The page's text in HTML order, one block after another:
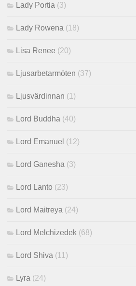
Lady Portia (3)
Lady Rowena (18)
Lisa Renee (20)
Ljusarbetarmöten (37)
Ljusvärdinnan (1)
Lord Buddha (40)
Lord Emanuel (12)
Lord Ganesha (3)
Lord Lanto (23)
Lord Maitreya (24)
Lord Melchizedek (68)
Lord Shiva (11)
Lyra (24)